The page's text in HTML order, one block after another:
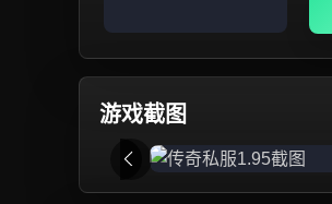
游戏截图